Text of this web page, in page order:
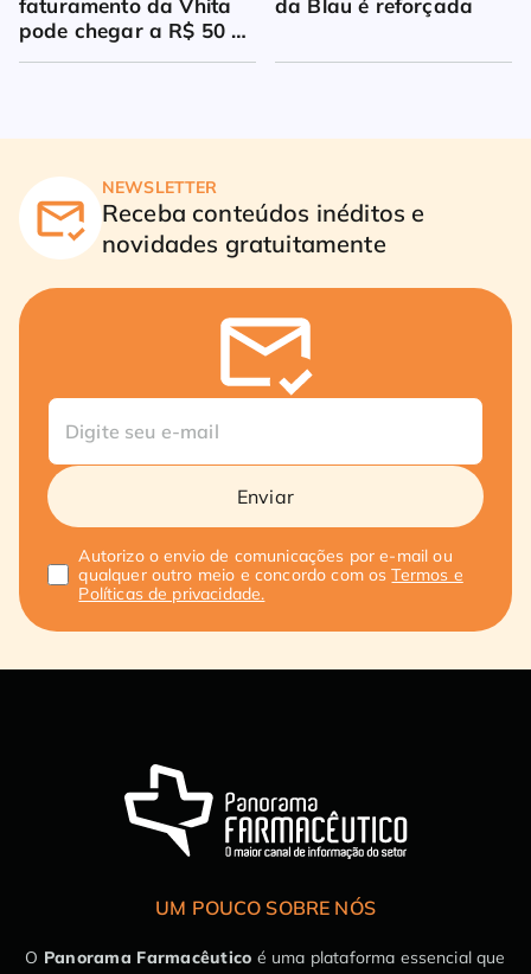
faturamento da Vhita
pode chegar a R$ 50
milhões
da Blau é reforçada
NEWSLETTER
Receba conteúdos inéditos e
novidades gratuitamente
Enviar
Autorizo o envio de comunicações por e-mail ou
qualquer outro meio e concordo com osTermos e
Políticas de privacidade.
UM POUCO SOBRE NÓS
O Panorama Farmacêutico é uma plataforma essencial que